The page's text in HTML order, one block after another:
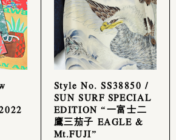
Style No. SS38850 /
SUN SURF SPECIAL
EDITION “一富士二
鷹三茄子 EAGLE &
Mt.FUJI”